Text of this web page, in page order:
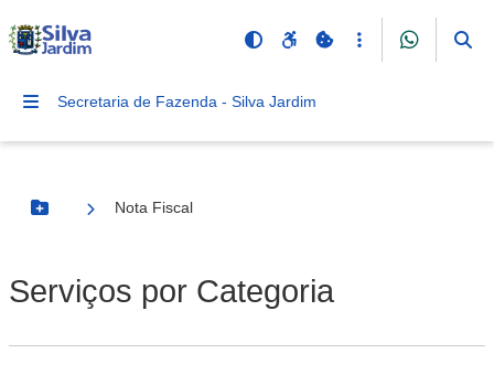
Secretaria de Fazenda - Silva Jardim
Botão Menu
Nota Fiscal
Serviços por Categoria